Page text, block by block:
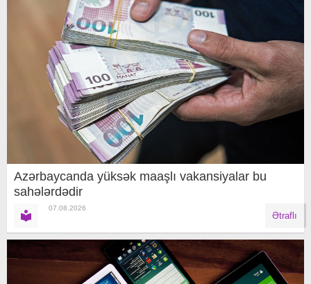
Azərbaycanda yüksək maaşlı vakansiyalar bu
sahələrdədir
07.08.2026
Ətraflı